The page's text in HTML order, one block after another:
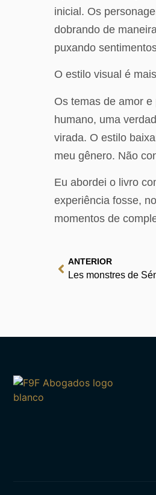
inicial. Os
dobrando de
puxando
O estilo visual é
Os temas de amor
humano, uma
virada. O estilo
meu gênero. Não
Eu abordei o livro
experiência fosse,
momentos de
ANTERIOR